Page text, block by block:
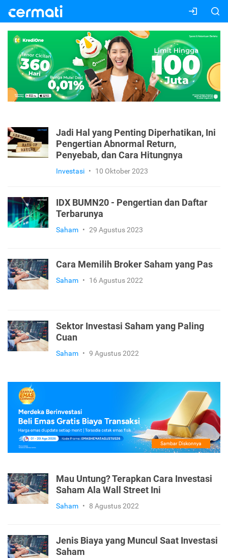
Jadi Hal yang Penting Diperhatikan, Ini
Pengertian Abnormal Return,
Penyebab, dan Cara Hitungnya
Investasi • 10 Oktober 2023
IDX BUMN20 - Pengertian dan Daftar
Terbarunya
Saham • 29 Agustus 2023
Cara Memilih Broker Saham yang Pas
Saham • 16 Agustus 2022
Sektor Investasi Saham yang Paling
Cuan
Saham • 9 Agustus 2022
Mau Untung? Terapkan Cara Investasi
Saham Ala Wall Street Ini
Saham • 8 Agustus 2022
Jenis Biaya yang Muncul Saat Investasi
Saham